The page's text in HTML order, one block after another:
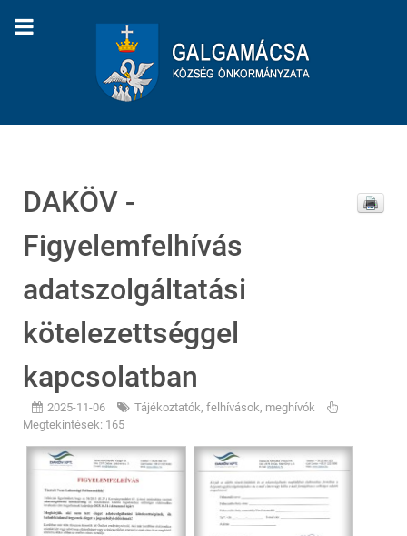
DAKÖV -
Figyelemfelhívás
adatszolgáltatási
kötelezettséggel
kapcsolatban
2025-11-06
Tájékoztatók, felhívások, meghívók
Megtekintések: 165